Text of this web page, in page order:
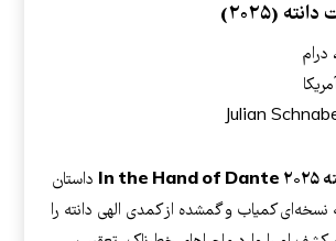
درام
In the Hand of Dante ۲۰۲۵ داستان
کمیاب و گمشده از کمدی الهی دانته را